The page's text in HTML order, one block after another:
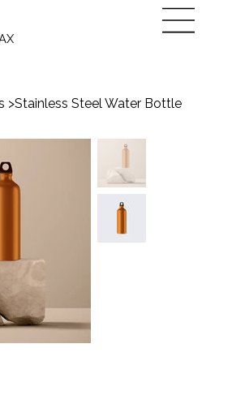
>Stainless Steel Water Bottle